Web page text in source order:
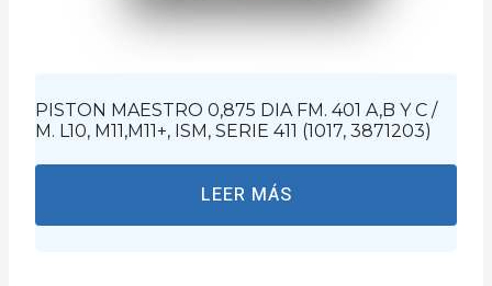
PISTON MAESTRO 0,875 DIA FM. 401 A,B Y C /
M. L10, M11,M11+, ISM, SERIE 411 (1017, 3871203)
LEER MÁS